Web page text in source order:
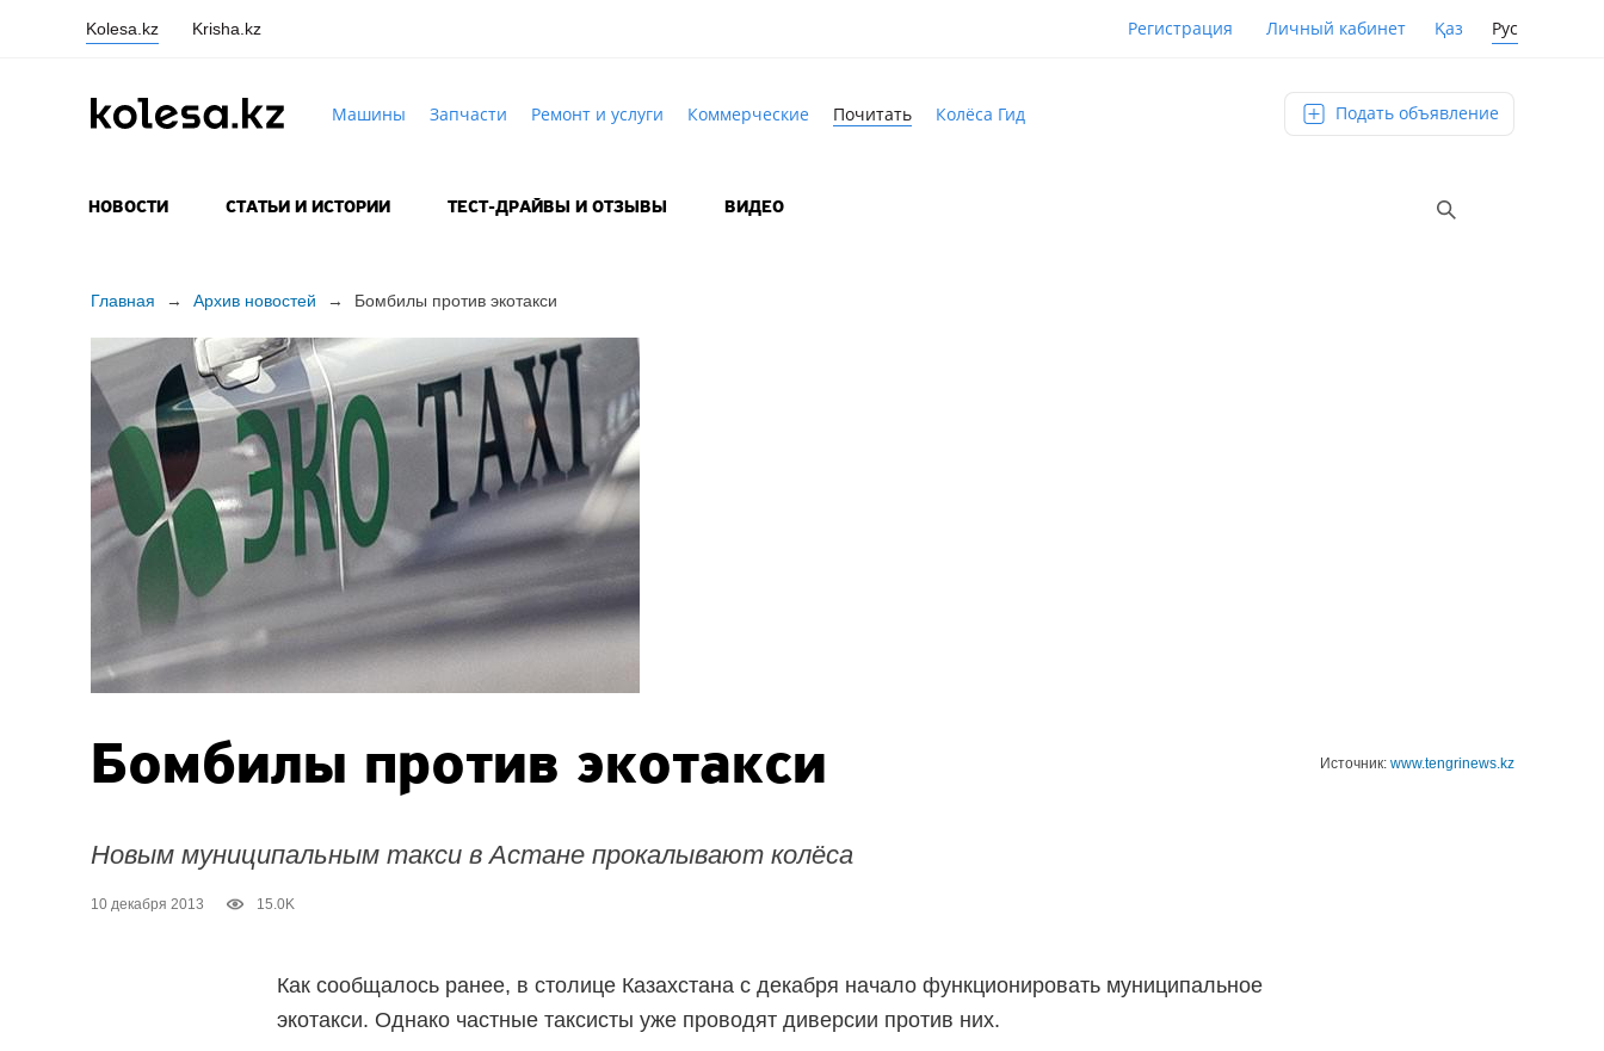
Kolesa.kz Krisha.kz Регистрация Личный кабинет Қаз Рус
Машины Запчасти Ремонт и услуги Коммерческие Почитать Колёса Гид Подать объявление
НОВОСТИ СТАТЬИ И ИСТОРИИ ТЕСТ-ДРАЙВЫ И ОТЗЫВЫ ВИДЕО
Главная → Архив новостей → Бомбилы против экотакси
Бомбилы против экотакси
Новым муниципальным такси в Астане прокалывают колёса
10 декабря 2013 15.0K
Источник: www.tengrinews.kz
Как сообщалось ранее, в столице Казахстана с декабря начало функционировать муниципальное
экотакси. Однако частные таксисты уже проводят диверсии против них.